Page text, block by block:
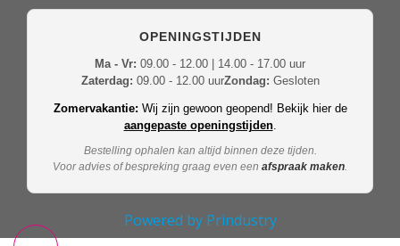
OPENINGSTIJDEN
Ma - Vr: 09.00 - 12.00 | 14.00 - 17.00 uur
Zaterdag: 09.00 - 12.00 uurZondag: Gesloten
Zomervakantie: Wij zijn gewoon geopend! Bekijk hier de
aangepaste openingstijden.
Bestelling ophalen kan altijd binnen deze tijden.
Voor advies of bespreking graag even een afspraak maken
Powered by Prindustry